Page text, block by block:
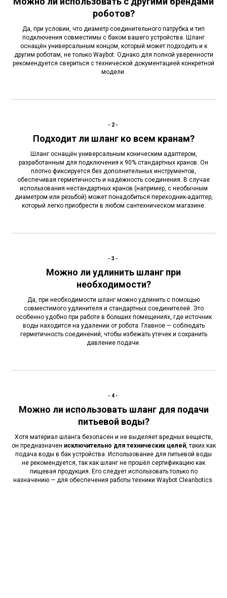
роботов?
Да, при условии, что диаметр соединительного патрубка и тип
подключения совместимы с баком вашего устройства. Шланг
оснащён универсальным концом, который может подходить и к
другим роботам, не только Waybot. Однако для полной уверенности
рекомендуется свериться с технической документацией конкретной
модели.
-2-
Подходит ли шланг ко всем кранам?
Шланг оснащён универсальным коническим адаптером,
разработанным для подключения к 90% стандартных кранов. Он
плотно фиксируется без дополнительных инструментов,
обеспечивая герметичность и надёжность соединения. В случае
использования нестандартных кранов (например, с необычным
диаметром или резьбой) может понадобиться переходник-адаптер,
который легко приобрести в любом сантехническом магазине.
-3-
Можно ли удлинить шланг при
необходимости?
Да, при необходимости шланг можно удлинить с помощью
совместимого удлинителя и стандартных соединителей. Это
особенно удобно при работе в больших помещениях, где источник
воды находится на удалении от робота. Главное — соблюдать
герметичность соединений, чтобы избежать утечек и сохранить
давление подачи.
-4-
Можно ли использовать шланг для подачи
питьевой воды?
Хотя материал шланга безопасен и не выделяет вредных веществ,
он предназначен исключительно для технических целей, таких как
подача воды в бак устройства. Использование для питьевой воды
не рекомендуется, так как шланг не прошёл сертификацию как
пищевая продукция. Его следует использовать только по
назначению — для обеспечения работы техники Waybot Cleanbotics.